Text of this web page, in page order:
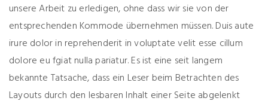
unsere Arbeit zu erledigen, ohne dass wir sie von der
entsprechenden Kommode übernehmen müssen. Duis aute
irure dolor in reprehenderit in voluptate velit esse cillum
dolore eu fgiat nulla pariatur. Es ist eine seit langem
bekannte Tatsache, dass ein Leser beim Betrachten des
Layouts durch den lesbaren Inhalt einer Seite abgelenkt